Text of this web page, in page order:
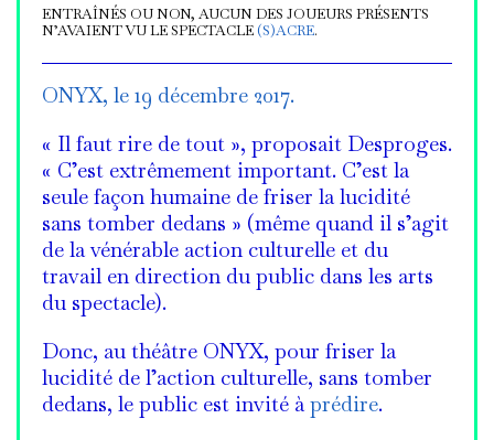
ENTRAÎNÉS OU NON, AUCUN DES JOUEURS PRÉSENTS
N’AVAIENT VU LE SPECTACLE (S)ACRE.
ONYX, le 19 décembre 2017.
« Il faut rire de tout », proposait Desproges.
« C’est extrêmement important. C’est la
seule façon humaine de friser la lucidité
sans tomber dedans » (même quand il s’agit
de la vénérable action culturelle et du
travail en direction du public dans les arts
du spectacle).
Donc, au théâtre ONYX, pour friser la
lucidité de l’action culturelle, sans tomber
dedans, le public est invité à prédire.